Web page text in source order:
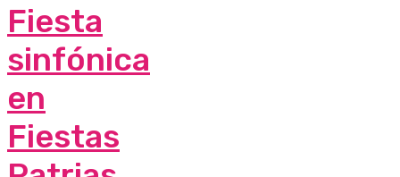
Fiesta
sinfónica
en
Fiestas